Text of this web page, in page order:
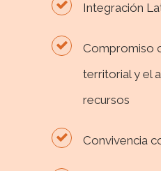
Integración
Compromiso
territorial y el
recursos
Convivencia